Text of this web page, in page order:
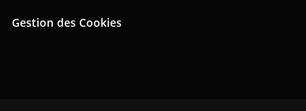
Gestion des Cookies